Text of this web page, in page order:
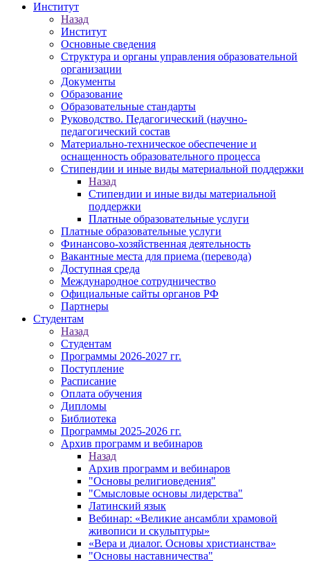
Институт
Назад
Институт
Основные сведения
Структура и органы управления образовательной
организации
Документы
Образование
Образовательные стандарты
Руководство. Педагогический (научно-
педагогический состав
Материально-техническое обеспечение и
оснащенность образовательного процесса
Стипендии и иные виды материальной поддержки
Назад
Стипендии и иные виды материальной
поддержки
Платные образовательные услуги
Платные образовательные услуги
Финансово-хозяйственная деятельность
Вакантные места для приема (перевода)
Доступная среда
Международное сотрудничество
Официальные сайты органов РФ
Партнеры
Студентам
Назад
Студентам
Программы 2026-2027 гг.
Поступление
Расписание
Оплата обучения
Дипломы
Библиотека
Программы 2025-2026 гг.
Архив программ и вебинаров
Назад
Архив программ и вебинаров
"Основы религиоведения"
"Смысловые основы лидерства"
Латинский язык
Вебинар: «Великие ансамбли храмовой
живописи и скульптуры»
«Вера и диалог. Основы христианства»
"Основы наставничества"